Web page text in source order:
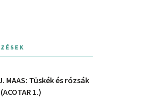
MAAS: Tüskék és rózsák
1.)